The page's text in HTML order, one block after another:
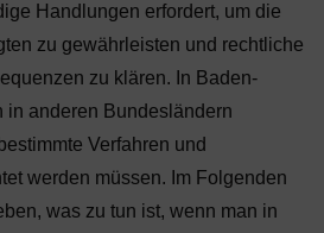
Handlungen erfordert, um die
zu gewährleisten und rechtliche
zu klären. In Baden-
in anderen Bundesländern
Verfahren und
werden müssen. Im Folgenden
was zu tun ist, wenn man in